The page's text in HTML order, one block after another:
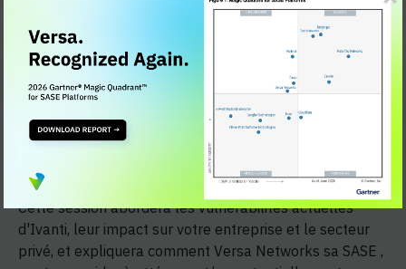
vulnérabilités de haute gravité ont été divulguées par
Ivanti et publiées dans le NVD (CVE-2024-21888 &
CVE-2024-21893), et la CISA a alors émis une directive
d'urgence à l'intention de toutes les agences fédérales
américaines pour atténuer (c'est-à-dire déconnecter)
les produits Ivanti Connect Secure et Ivanti Policy
Secure de leurs réseaux au plus tard à 23h59 le 2
Cette session abordera les vulnérabilités actuelles
d'Ivanti, leur impact sur votre entreprise et le secteur
privé, et expliquera comment Versa Networks sa SASE ,